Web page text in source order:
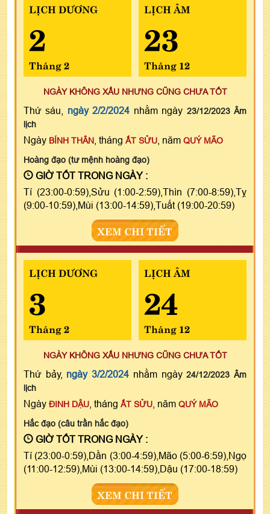
LỊCH DƯƠNG
2
Tháng 2
LỊCH ÂM
23
Tháng 12
NGÀY KHÔNG XẤU NHƯNG CŨNG CHƯA TỐT
Thứ sáu, ngày 2/2/2024 nhằm ngày 23/12/2023 Âm
lịch
Ngày BÍNH THÂN , tháng ẤT SỬU , năm QUÝ MÃO
Hoàng đạo (tư mệnh hoàng đạo)
GIỜ TỐT TRONG NGÀY :
Tí (23:00-0:59),Sửu (1:00-2:59),Thìn (7:00-8:59),Tỵ
(9:00-10:59),Mùi (13:00-14:59),Tuất (19:00-20:59)
XEM CHI TIẾT
LỊCH DƯƠNG
3
Tháng 2
LỊCH ÂM
24
Tháng 12
NGÀY KHÔNG XẤU NHƯNG CŨNG CHƯA TỐT
Thứ bảy, ngày 3/2/2024 nhằm ngày24/12/2023 Âm
lịch
Ngày ĐINH DẬU , tháng ẤT SỬU , năm QUÝ MÃO
Hắc đạo (câu trần hắc đạo)
GIỜ TỐT TRONG NGÀY :
Tí (23:00-0:59),Dần (3:00-4:59),Mão (5:00-6:59),Ngọ
(11:00-12:59),Mùi (13:00-14:59),Dậu (17:00-18:59)
XEM CHI TIẾT